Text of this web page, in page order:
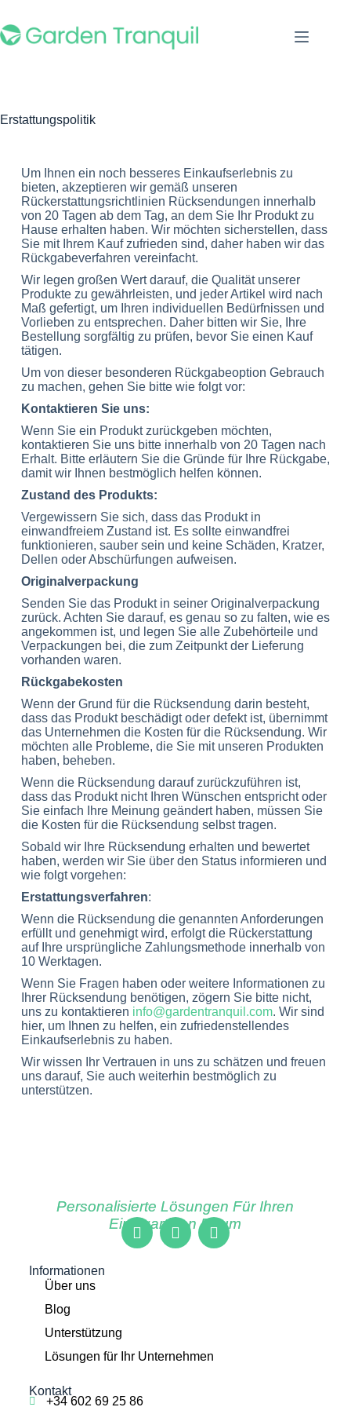
Erstattungspolitik
Um Ihnen ein noch besseres Einkaufserlebnis zu
bieten, akzeptieren wir gemäß unseren
Rückerstattungsrichtlinien Rücksendungen innerhalb
von 20 Tagen ab dem Tag, an dem Sie Ihr Produkt zu
Hause erhalten haben. Wir möchten sicherstellen, dass
Sie mit Ihrem Kauf zufrieden sind, daher haben wir das
Rückgabeverfahren vereinfacht.
Wir legen großen Wert darauf, die Qualität unserer
Produkte zu gewährleisten, und jeder Artikel wird nach
Maß gefertigt, um Ihren individuellen Bedürfnissen und
Vorlieben zu entsprechen. Daher bitten wir Sie, Ihre
Bestellung sorgfältig zu prüfen, bevor Sie einen Kauf
tätigen.
Um von dieser besonderen Rückgabeoption Gebrauch
zu machen, gehen Sie bitte wie folgt vor:
Kontaktieren Sie uns:
Wenn Sie ein Produkt zurückgeben möchten,
kontaktieren Sie uns bitte innerhalb von 20 Tagen nach
Erhalt. Bitte erläutern Sie die Gründe für Ihre Rückgabe,
damit wir Ihnen bestmöglich helfen können.
Zustand des Produkts:
Vergewissern Sie sich, dass das Produkt in
einwandfreiem Zustand ist. Es sollte einwandfrei
funktionieren, sauber sein und keine Schäden, Kratzer,
Dellen oder Abschürfungen aufweisen.
Originalverpackung
Senden Sie das Produkt in seiner Originalverpackung
zurück. Achten Sie darauf, es genau so zu falten, wie es
angekommen ist, und legen Sie alle Zubehörteile und
Verpackungen bei, die zum Zeitpunkt der Lieferung
vorhanden waren.
Rückgabekosten
Wenn der Grund für die Rücksendung darin besteht,
dass das Produkt beschädigt oder defekt ist, übernimmt
das Unternehmen die Kosten für die Rücksendung. Wir
möchten alle Probleme, die Sie mit unseren Produkten
haben, beheben.
Wenn die Rücksendung darauf zurückzuführen ist,
dass das Produkt nicht Ihren Wünschen entspricht oder
Sie einfach Ihre Meinung geändert haben, müssen Sie
die Kosten für die Rücksendung selbst tragen.
Sobald wir Ihre Rücksendung erhalten und bewertet
haben, werden wir Sie über den Status informieren und
wie folgt vorgehen:
Erstattungsverfahren:
Wenn die Rücksendung die genannten Anforderungen
erfüllt und genehmigt wird, erfolgt die Rückerstattung
auf Ihre ursprüngliche Zahlungsmethode innerhalb von
10 Werktagen.
Wenn Sie Fragen haben oder weitere Informationen zu
Ihrer Rücksendung benötigen, zögern Sie bitte nicht,
uns zu kontaktieren info@gardentranquil.com. Wir sind
hier, um Ihnen zu helfen, ein zufriedenstellendes
Einkaufserlebnis zu haben.
Wir wissen Ihr Vertrauen in uns zu schätzen und freuen
uns darauf, Sie auch weiterhin bestmöglich zu
unterstützen.
Personalisierte Lösungen Für Ihren
Einzigartigen Raum
Informationen
Über uns
Blog
Unterstützung
Lösungen für Ihr Unternehmen
Kontakt
+34 602 69 25 86